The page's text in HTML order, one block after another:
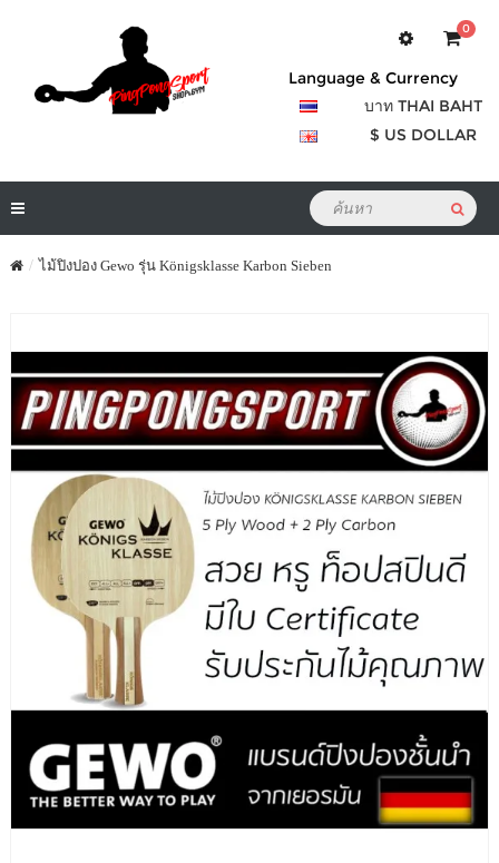
0
Language & Currency
บาท THAI BAHT
$ US DOLLAR
ไม้ปิงปอง Gewo รุ่น Königsklasse Karbon Sieben